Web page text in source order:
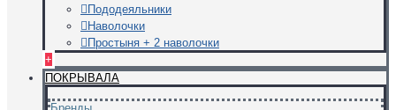
Пододеяльники
Наволочки
Простыня + 2 наволочки
+
ПОКРЫВАЛА